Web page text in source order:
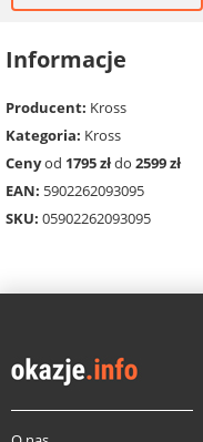
Informacje
Producent: Kross
Kategoria: Kross
Cenyod 1795 złdo 2599 zł
EAN: 5902262093095
SKU: 05902262093095